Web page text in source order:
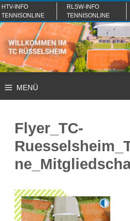
Zum
Inhalt
springen
HTV-INFO
TENNISONLINE
RLSW-INFO
TENNISONLINE
MENÜ
Flyer_TC-